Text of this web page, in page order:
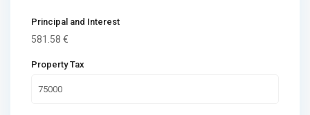
Principal and Interest
581.58 €
Property Tax